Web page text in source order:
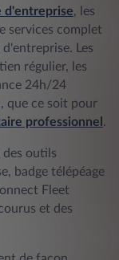
d'entreprise, les
services complet
Les
régulier, les
24h/24
que ce soit pour
professionnel .
des outils
badge télépéage
Fleet
et des